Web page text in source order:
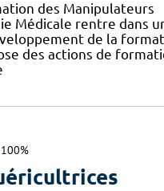
des Manipulateurs
Médicale rentre dans
de la
des actions de
100%